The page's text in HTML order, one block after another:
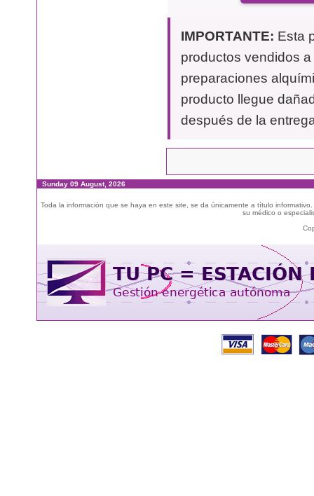
IMPORTANTE: Esta
productos vendidos
preparaciones
producto llegue
después de la
Sunday 09 August, 2026
Toda la información que se haya en este site, se da únicamente a título
su médico o